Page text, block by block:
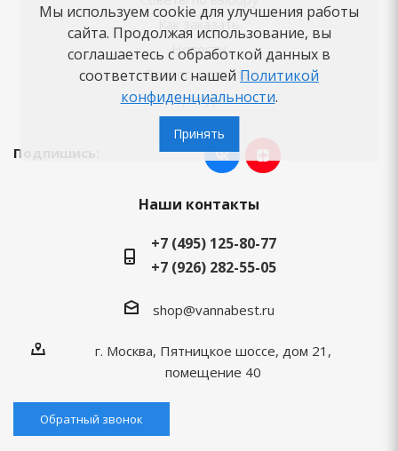
Как заказать
Новости
Вопросы-ответы
Бренды
Подпишись:
Наши контакты
+7 (495) 125-80-77
+7 (926) 282-55-05
shop@vannabest.ru
г. Москва, Пятницкое шоссе, дом 21,
помещение 40
Обратный звонок
Мы используем cookie для улучшения работы
сайта. Продолжая использование, вы
соглашаетесь с обработкой данных в
соответствии с нашей Политикой
конфиденциальности.
Принять